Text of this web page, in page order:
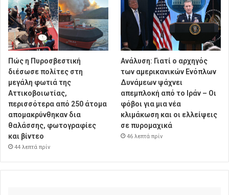
Πώς η Πυροσβεστική
διέσωσε πολίτες στη
μεγάλη φωτιά της
Αττικοβοιωτίας,
περισσότερα από 250 άτομα
απομακρύνθηκαν δια
θαλάσσης, φωτογραφίες
και βίντεο
44 λεπτά πρίν
Ανάλυση: Γιατί ο αρχηγός
των αμερικανικών Ενόπλων
Δυνάμεων ψάχνει
απεμπλοκή από το Ιράν – Οι
φόβοι για μια νέα
κλιμάκωση και οι ελλείψεις
σε πυρομαχικά
46 λεπτά πρίν